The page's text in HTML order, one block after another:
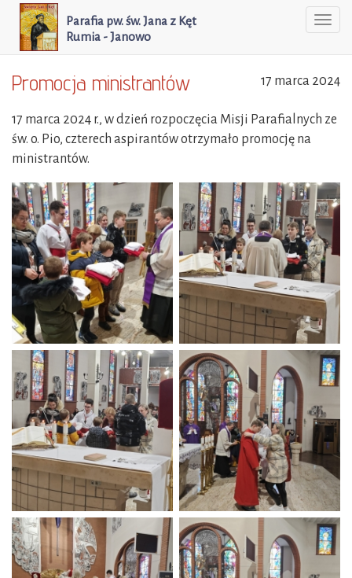
Parafia pw. św. Jana z Kęt
Rumia - Janowo
17 marca 2024
Promocja ministrantów
17 marca 2024 r., w dzień rozpoczęcia Misji Parafialnych ze
św. o. Pio, czterech aspirantów otrzymało promocję na
ministrantów.